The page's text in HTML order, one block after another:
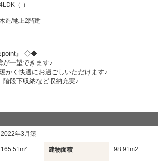
（-）
造/地上2階建
point』 ◇◆
一望できます♪
かく快適にお過ごしいただけます♪
段下収納など収納充実♪
2022年3月築
165.51m² 建物面積 98.91m2